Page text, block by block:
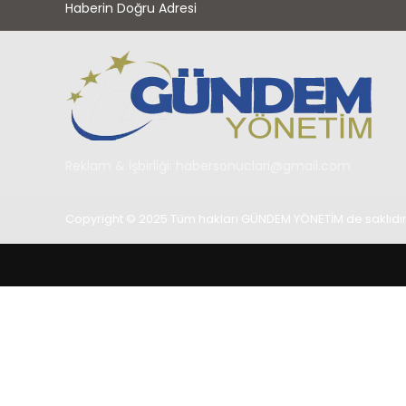
Haberin Doğru Adresi
Copyright © 2025 Tüm hakları GÜNDEM YÖNETİM de saklıdır.